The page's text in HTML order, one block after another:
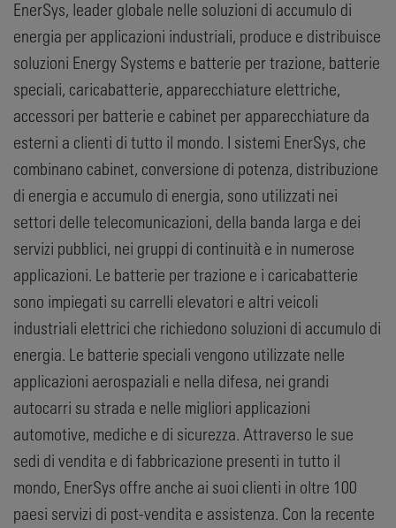
EnerSys, leader globale nelle soluzioni di accumulo di
energia per applicazioni industriali, produce e distribuisce
soluzioni Energy Systems e batterie per trazione, batterie
speciali, caricabatterie, apparecchiature elettriche,
accessori per batterie e cabinet per apparecchiature da
esterni a clienti di tutto il mondo. I sistemi EnerSys, che
combinano cabinet, conversione di potenza, distribuzione
di energia e accumulo di energia, sono utilizzati nei
settori delle telecomunicazioni, della banda larga e dei
servizi pubblici, nei gruppi di continuità e in numerose
applicazioni. Le batterie per trazione e i caricabatterie
sono impiegati su carrelli elevatori e altri veicoli
industriali elettrici che richiedono soluzioni di accumulo di
energia. Le batterie speciali vengono utilizzate nelle
applicazioni aerospaziali e nella difesa, nei grandi
autocarri su strada e nelle migliori applicazioni
automotive, mediche e di sicurezza. Attraverso le sue
sedi di vendita e di fabbricazione presenti in tutto il
mondo, EnerSys offre anche ai suoi clienti in oltre 100
paesi servizi di post-vendita e assistenza. Con la recente